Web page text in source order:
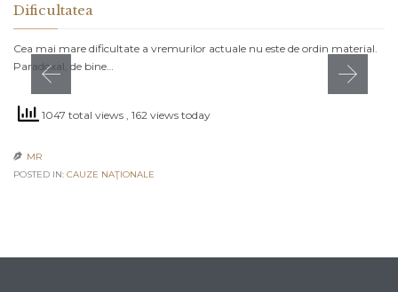
Dificultatea
Cea mai mare dificultate a vremurilor actuale nu este de ordin material.
Paradoxal, de bine…
1047 total views , 162 views today
 MR
POSTED IN: CAUZE NAŢIONALE